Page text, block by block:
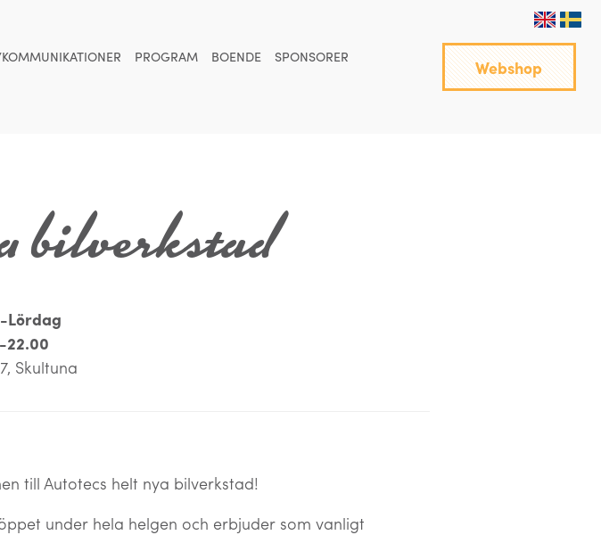
PROGRAM BOENDE
SPONSORER
Webshop
bilverkstad
Lördag
22.00
Skultuna
till Autotecs helt nya bilverkstad!
under hela helgen och erbjuder som vanligt